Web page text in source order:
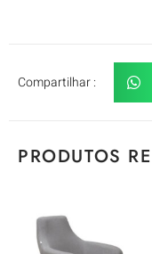
Compartilhar :
PRODUTOS